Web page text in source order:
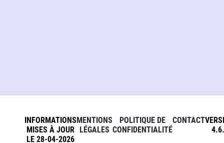
INFORMATIONS
MISES À JOUR
LE 28-04-2026
MENTIONS
LÉGALES
POLITIQUE DE
CONFIDENTIALITÉ
CONTACT